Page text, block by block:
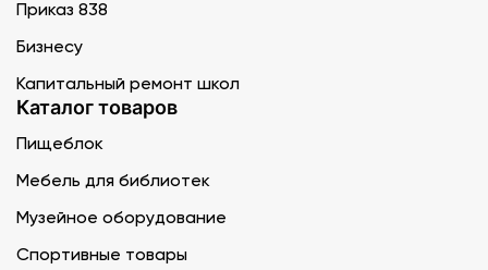
Приказ 838
Бизнесу
Капитальный ремонт школ
Каталог товаров
Пищеблок
Мебель для библиотек
Музейное оборудование
Спортивные товары